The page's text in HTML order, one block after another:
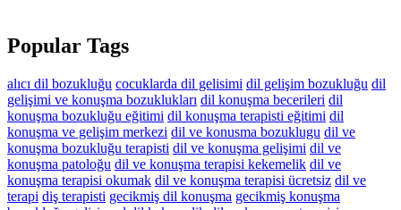
Popular Tags
alıcı dil bozukluğu cocuklarda dil gelisimi dil gelişim bozukluğu dil
gelişimi ve konuşma bozuklukları dil konuşma becerileri dil
konuşma bozukluğu eğitimi dil konuşma terapisti eğitimi dil
konuşma ve gelişim merkezi dil ve konusma bozuklugu dil ve
konuşma bozukluğu terapisti dil ve konuşma gelişimi dil ve
konuşma patoloğu dil ve konuşma terapisi kekemelik dil ve
konuşma terapisi okumak dil ve konuşma terapisi ücretsiz dil ve
terapi diş terapisti gecikmiş dil konuşma gecikmiş konuşma